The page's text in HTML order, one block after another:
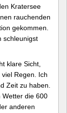
Kratersee
rauchenden
gekommen.
schleunigst
klare Sicht,
Regen. Ich
Zeit zu haben.
Wetter die 600
anderen